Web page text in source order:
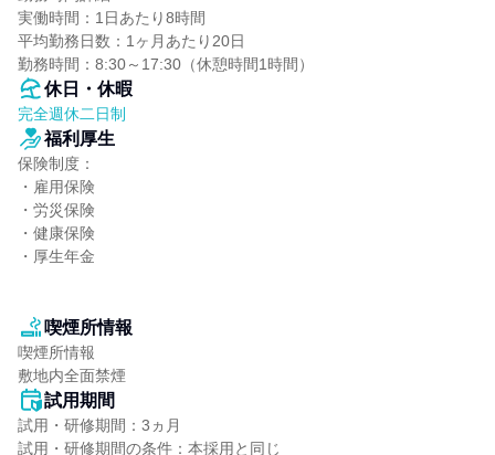
実働時間：1日あたり8時間
平均勤務日数：1ヶ月あたり20日
勤務時間：8:30～17:30（休憩時間1時間）
休日・休暇
完全週休二日制
福利厚生
保険制度：
・雇用保険
・労災保険
・健康保険
・厚生年金
喫煙所情報
喫煙所情報
敷地内全面禁煙
試用期間
試用・研修期間：3ヵ月